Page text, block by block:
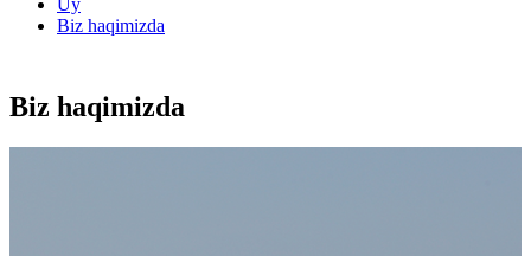
Uy
Biz haqimizda
Biz haqimizda